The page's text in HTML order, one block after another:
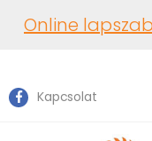
Online
Kapcsolat